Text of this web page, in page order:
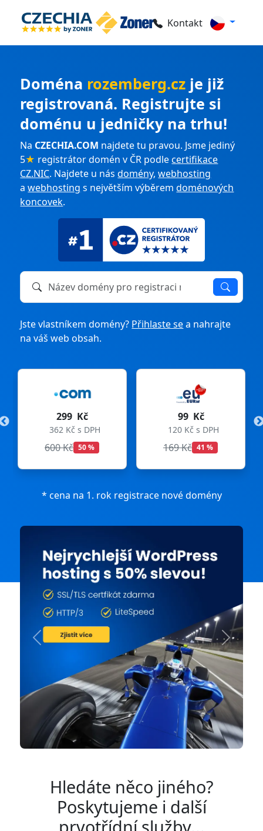
Kontakt
Doména rozemberg.cz je již
registrovaná. Registrujte si
doménu u jedničky na trhu!
Na CZECHIA.COM najdete tu pravou. Jsme jediný
5★ registrátor domén v ČR podlecertifikace
CZ.NIC. Najdete u násdomény,webhosting
awebhosting s největším výběremdoménových
koncovek.
Název domény k registraci nebo převodu
Jste vlastníkem domény? Přihlaste sea nahrajte
na váš web obsah.
299 Kč
362 Kč s DPH
600 Kč 50 %
99 Kč
120 Kč s DPH
169 Kč 41 %
* cena na 1. rok registrace nové domény
Previous Next
Hledáte něco jiného?
Poskytujeme i další